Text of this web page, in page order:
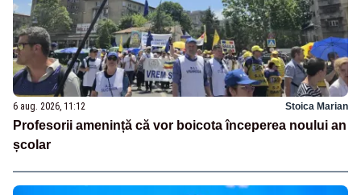
6 aug. 2026, 11:12 Stoica Marian
Profesorii amenință că vor boicota începerea noului an
școlar